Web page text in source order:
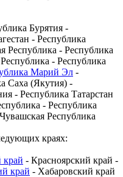
Бурятия -
- Республика
Республика - Республика
- Республика
Марий Эл -
Саха (Якутия) -
- Республика Татарстан
- Республика
Республика
краях:
край - Красноярский край -
край - Хабаровский край